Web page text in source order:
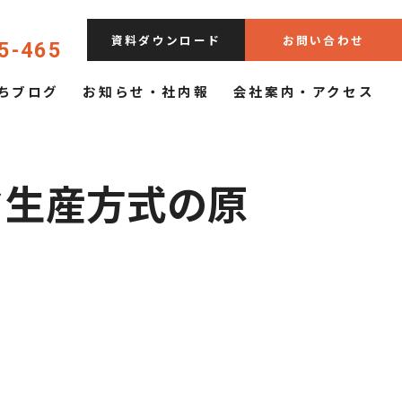
465 資料ダウンロード お問い合わせ
ブログ お知らせ・社内報 会社案内・アクセス
産方式の原